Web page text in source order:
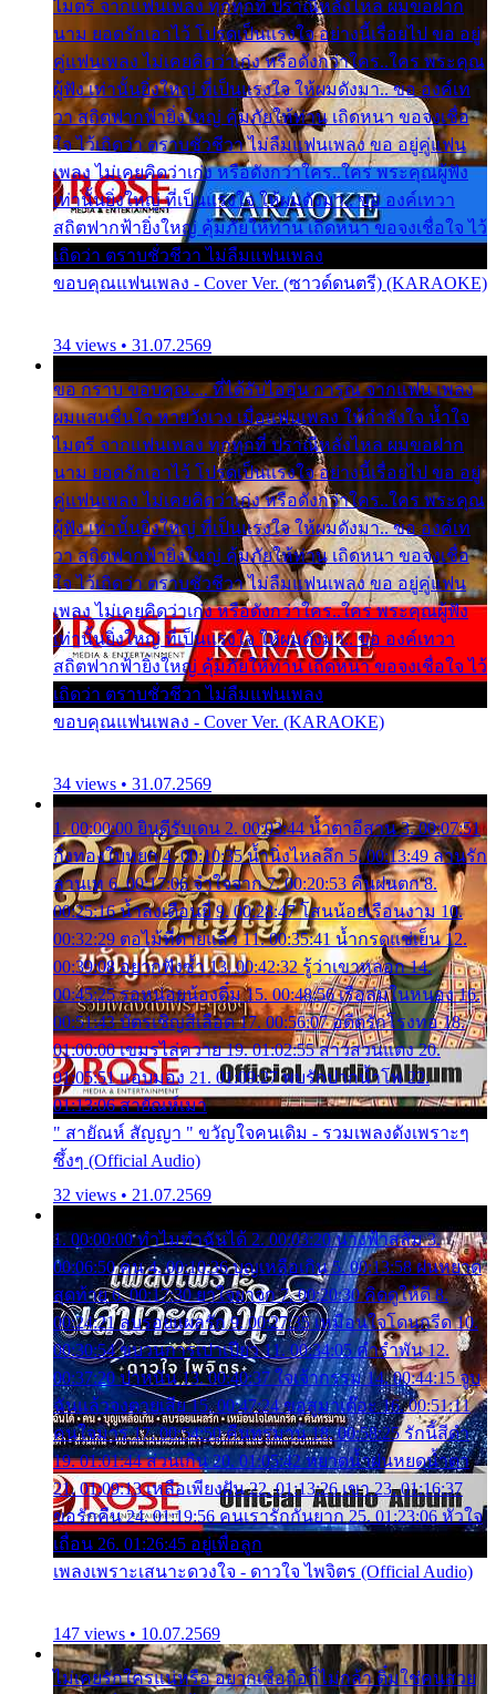
ไมตรี จากแฟนเพลง ทุกทุกที่ ปราณีหลั่งไหล ผมขอฝาก
นาม ยอดรักเอาไว้ โปรดเป็นแรงใจ อย่างนี้เรื่อยไป ขอ อยู่
คู่แฟนเพลง ไม่เคยคิดว่าเก่ง หรือดังกว่าใคร..ใคร พระคุณ
ผู้ฟัง เท่านั้นยิ่งใหญ่ ที่เป็นแรงใจ ให้ผมดังมา.. ขอ องค์เท
วา สถิตฟากฟ้ายิ่งใหญ่ คุ้มภัยให้ท่าน เถิดหนา ขอจงเชื่อ
ใจ ไว้เถิดว่า ตราบชั่วชีวา ไม่ลืมแฟนเพลง ขอ อยู่คู่แฟน
เพลง ไม่เคยคิดว่าเก่ง หรือดังกว่าใคร..ใคร พระคุณผู้ฟัง
เท่านั้นยิ่งใหญ่ ที่เป็นแรงใจ ให้ผมดังมา.. ขอ องค์เทวา
สถิตฟากฟ้ายิ่งใหญ่ คุ้มภัยให้ท่าน เถิดหนา ขอจงเชื่อใจ ไว้
เถิดว่า ตราบชั่วชีวา ไม่ลืมแฟนเพลง
ขอบคุณแฟนเพลง - Cover Ver. (ซาวด์ดนตรี) (KARAOKE)
34 views • 31.07.2569
ขอ กราบ ขอบคุณ.... ที่ได้รับไออุ่น การุณ จากแฟน เพลง
ผมแสนชื่นใจ หายวังเวง เมื่อแฟนเพลง ให้กำลังใจ น้ำใจ
ไมตรี จากแฟนเพลง ทุกทุกที่ ปราณีหลั่งไหล ผมขอฝาก
นาม ยอดรักเอาไว้ โปรดเป็นแรงใจ อย่างนี้เรื่อยไป ขอ อยู่
คู่แฟนเพลง ไม่เคยคิดว่าเก่ง หรือดังกว่าใคร..ใคร พระคุณ
ผู้ฟัง เท่านั้นยิ่งใหญ่ ที่เป็นแรงใจ ให้ผมดังมา.. ขอ องค์เท
วา สถิตฟากฟ้ายิ่งใหญ่ คุ้มภัยให้ท่าน เถิดหนา ขอจงเชื่อ
ใจ ไว้เถิดว่า ตราบชั่วชีวา ไม่ลืมแฟนเพลง ขอ อยู่คู่แฟน
เพลง ไม่เคยคิดว่าเก่ง หรือดังกว่าใคร..ใคร พระคุณผู้ฟัง
เท่านั้นยิ่งใหญ่ ที่เป็นแรงใจ ให้ผมดังมา.. ขอ องค์เทวา
สถิตฟากฟ้ายิ่งใหญ่ คุ้มภัยให้ท่าน เถิดหนา ขอจงเชื่อใจ ไว้
เถิดว่า ตราบชั่วชีวา ไม่ลืมแฟนเพลง
ขอบคุณแฟนเพลง - Cover Ver. (KARAOKE)
34 views • 31.07.2569
1. 00:00:00 ยินดีรับเดน 2. 00:03:44 น้ำตาอีสาน 3. 00:07:51
กิ่งทองใบหยก 4. 00:10:35 น้ำนิ่งไหลลึก 5. 00:13:49 ลานรัก
ลานเท 6. 00:17:06 จำใจจาก 7. 00:20:53 คืนฝนตก 8.
00:25:16 น้ำลงเดือนยี่ 9. 00:28:47 โสนน้อยเรือนงาม 10.
00:32:29 ตอไม้ที่ตายแล้ว 11. 00:35:41 น้ำกรดแช่เย็น 12.
00:39:08 อยากฟังซ้ำ 13. 00:42:32 รู้ว่าเขาหลอก 14.
00:45:25 รอหน่อยน้องติ๋ม 15. 00:48:56 เรือล่มในหนอง 16.
00:51:43 บัตรเชิญสีเลือด 17. 00:56:07 อดีตรักโรงทอ 18.
01:00:00 เขมรไล่ควาย 19. 01:02:55 สาวสวนแตง 20.
01:05:51 แอบมอง 21. 01:09:27 พบรักปากน้ำโพ 22.
01:13:06 สายัณห์เมา
" สายัณห์ สัญญา " ขวัญใจคนเดิม - รวมเพลงดังเพราะๆ
ซึ้งๆ (Official Audio)
32 views • 21.07.2569
1. 00:00:00 ทำไมทำฉันได้ 2. 00:03:20 นางฟ้าสลัม 3.
00:06:50 คน 4. 00:10:36 บุญเหลือเกิน 5. 00:13:58 ฝนหยาด
สุดท้าย 6. 00:17:30 ยาใจยาจก 7. 00:20:30 คิดดูให้ดี 8.
00:24:21 ลบรอยแผลรัก 9. 00:27:35 เหมือนใจโดนกรีด 10.
00:30:54 ขบวนการเปาเปียว 11. 00:34:05 คำรำพัน 12.
00:37:20 ปาหนัน 13. 00:40:37 ใจเจ้ากรรม 14. 00:44:15 จูบ
ฉันแล้วจงตายเสีย 15. 00:47:24 ขอสูมาเต๊อะ 16. 00:51:11
คนใจมาร 17. 00:54:50 คืนทรมาน 18. 00:58:25 รักนี้สีดำ
19. 01:01:44 ส่วนเกิน 20. 01:05:42 หยาดน้ำฝนหยดน้ำตา
21. 01:09:13 เหลือเพียงฝัน 22. 01:13:26 เขา 23. 01:16:37
ขอรักคืน 24. 01:19:56 คนเรารักกันยาก 25. 01:23:06 หัวใจ
เถื่อน 26. 01:26:45 อยู่เพื่อลูก
เพลงเพราะเสนาะดวงใจ - ดาวใจ ไพจิตร (Official Audio)
147 views • 10.07.2569
ไม่เคยรักใครแน่หรือ อยากเชื่อถือก็ไม่กล้า ติ๋มใช่คนสวย